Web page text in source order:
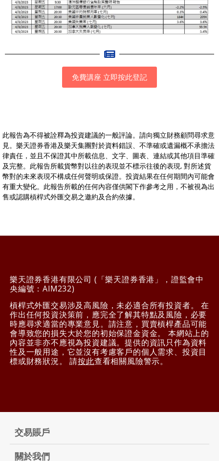
免費講座 立即按此登記
此報告為不得被詮釋為投資建議的一般評論。請向獨立財務顧問尋求意
見。樂天證券香港及樂天集團對於資料錯誤、不準確或遺漏概不承擔法
律責任，並且不保證其中所載信息、文字、圖表、連結或其他項目準確
及完整。此報告所載貨幣對以往的表現並不標示往後的表現, 對所述貨
幣對的未來表現不構成任何聲明或保證。投資結果在任何期間內可能會
有重大變化。此報告所載的任何內容僅供閣下作參考之用，不被視為出
售或認購槓桿式外匯交易之邀約及合約依據。
樂天證券香港有限公司 (「樂天證券香港」，證監會中
央編號：AIM232)
槓桿式外匯交易涉及高風險，未必適合所有投資者。 在
作出任何投資決策前，應完全了解其特點及風險，必要
時應尋求適當的專業意見。請注意，買賣槓桿產品可能
會導致您的損失大於您的初始保證金資金。 本網站上的
內容並非亦不應視為投資建議。提供的資訊只作為資料
性及一般用途，它並沒有考慮客戶的個人需求、投資目
標或財務狀況。 請按此查看相關風險警示。
交易賬戶
關於我們